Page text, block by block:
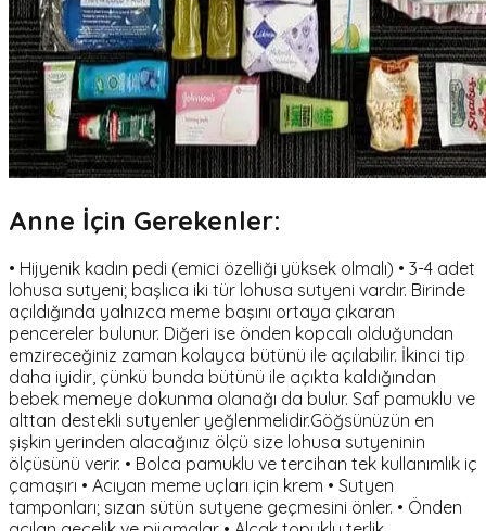
Anne İçin Gerekenler:
• Hijyenik kadın pedi (emici özelliği yüksek olmalı) • 3-4 adet
lohusa sutyeni; başlıca iki tür lohusa sutyeni vardır. Birinde
açıldığında yalnızca meme başını ortaya çıkaran
pencereler bulunur. Diğeri ise önden kopcalı olduğundan
emzireceğiniz zaman kolayca bütünü ile açılabilir. İkinci tip
daha iyidir, çünkü bunda bütünü ile açıkta kaldığından
bebek memeye dokunma olanağı da bulur. Saf pamuklu ve
alttan destekli sutyenler yeğlenmelidir.Göğsünüzün en
şişkin yerinden alacağınız ölçü size lohusa sutyeninin
ölçüsünü verir. • Bolca pamuklu ve tercihan tek kullanımlık iç
çamaşırı • Acıyan meme uçları için krem • Sutyen
tamponları; sızan sütün sutyene geçmesini önler. • Önden